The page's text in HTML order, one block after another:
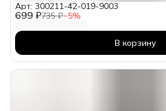
699 ₽735 ₽−5%
Арт: 300211-42-019-9003
В корзину